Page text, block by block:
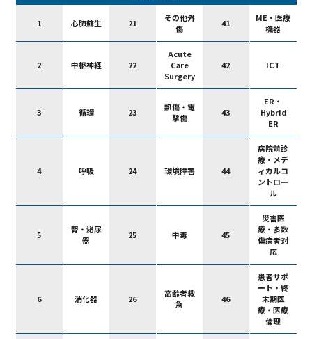
1 心肺蘇生 21
その他外
傷
41
ME・医療
機器
2 中枢神経 22
Acute
Care
Surgery
42 ICT
3 循環 23
熱傷・電
撃傷
43
ER・
Hybrid
ER
4 呼吸 24 環境障害 44
病院前診
療・メデ
ィカルコ
ントロー
ル
5
腎・泌尿
器
25 中毒 45
災害医
療・多数
傷病者対
応
6 消化器 26
高齢者救
急
46
患者サポ
ート・終
末期医
療・医療
倫理